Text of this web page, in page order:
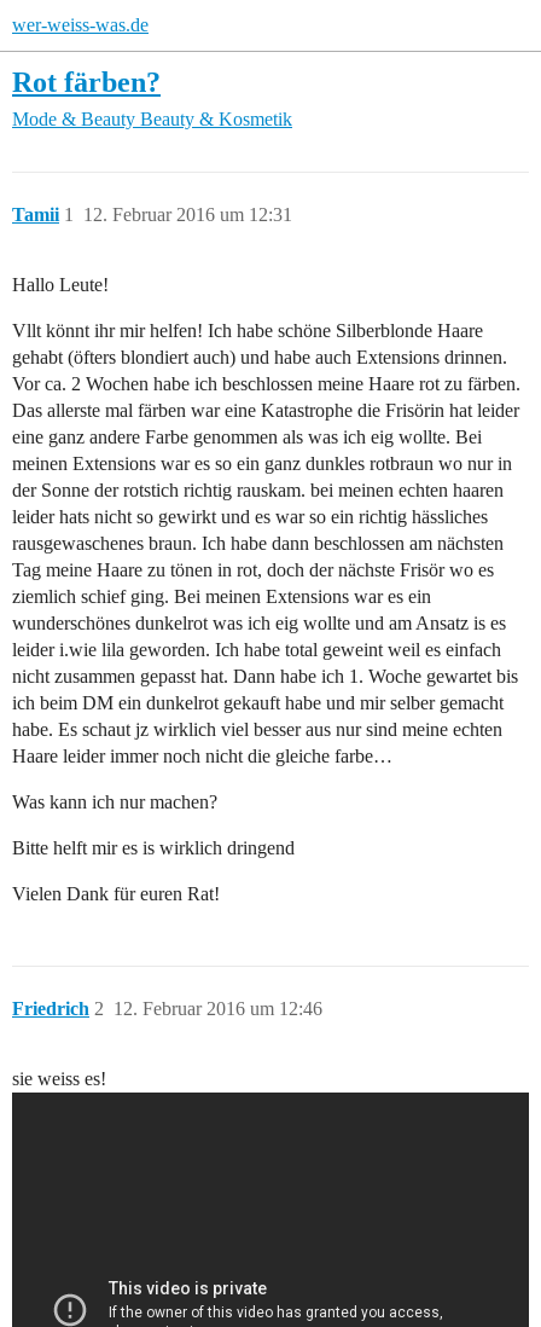
wer-weiss-was.de
Rot färben?
Mode & Beauty Beauty & Kosmetik
Tamii 12. Februar 2016 um 12:31
1
Hallo Leute!
Vllt könnt ihr mir helfen! Ich habe schöne Silberblonde Haare
gehabt (öfters blondiert auch) und habe auch Extensions drinnen.
Vor ca. 2 Wochen habe ich beschlossen meine Haare rot zu färben.
Das allerste mal färben war eine Katastrophe die Frisörin hat leider
eine ganz andere Farbe genommen als was ich eig wollte. Bei
meinen Extensions war es so ein ganz dunkles rotbraun wo nur in
der Sonne der rotstich richtig rauskam. bei meinen echten haaren
leider hats nicht so gewirkt und es war so ein richtig hässliches
rausgewaschenes braun. Ich habe dann beschlossen am nächsten
Tag meine Haare zu tönen in rot, doch der nächste Frisör wo es
ziemlich schief ging. Bei meinen Extensions war es ein
wunderschönes dunkelrot was ich eig wollte und am Ansatz is es
leider i.wie lila geworden. Ich habe total geweint weil es einfach
nicht zusammen gepasst hat. Dann habe ich 1. Woche gewartet bis
ich beim DM ein dunkelrot gekauft habe und mir selber gemacht
habe. Es schaut jz wirklich viel besser aus nur sind meine echten
Haare leider immer noch nicht die gleiche farbe…
Was kann ich nur machen?
Bitte helft mir es is wirklich dringend
Vielen Dank für euren Rat!
Friedrich 12. Februar 2016 um 12:46
2
sie weiss es!